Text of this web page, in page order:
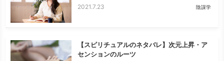
2021.7.23 陰謀学
【スピリチュアルのネタバレ】次元上昇・ア
センションのルーツ